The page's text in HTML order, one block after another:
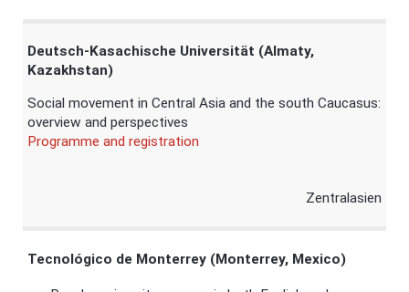
Deutsch-Kasachische Universität (Almaty,
Kazakhstan)
Social movement in Central Asia and the south Caucasus:
overview and perspectives
Programme and registration
Zentralasien
Tecnológico de Monterrey (Monterrey, Mexico)